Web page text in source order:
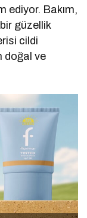
ediyor. Bakım,
güzellik
cildi
doğal ve